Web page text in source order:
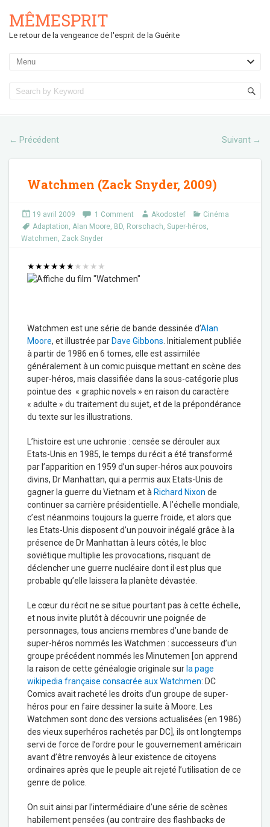
MÊMESPRIT
Le retour de la vengeance de l'esprit de la Guérite
← Précédent Suivant →
Watchmen (Zack Snyder, 2009)
19 avril 2009 1 Comment Akodostef
Cinéma
Adaptation, Alan Moore, BD, Rorschach, Super-héros,
Watchmen, Zack Snyder
★★★★★★★ ★ ★ ★
Watchmen est une série de bande dessinée d’Alan
Moore, et illustrée par Dave Gibbons . Initialement publiée
à partir de 1986 en 6 tomes, elle est assimilée
généralement à un comic puisque mettant en scène des
super-héros, mais classifiée dans la sous-catégorie plus
pointue des « graphic novels » en raison du caractère
« adulte » du traitement du sujet, et de la prépondérance
du texte sur les illustrations.
L’histoire est une uchronie : censée se dérouler aux
Etats-Unis en 1985, le temps du récit a été transformé
par l’apparition en 1959 d’un super-héros aux pouvoirs
divins, Dr Manhattan, qui a permis aux Etats-Unis de
gagner la guerre du Vietnam et à Richard Nixon de
continuer sa carrière présidentielle. A l’échelle mondiale,
c’est néanmoins toujours la guerre froide, et alors que
les Etats-Unis disposent d’un pouvoir inégalé grâce à la
présence de Dr Manhattan à leurs côtés, le bloc
soviétique multiplie les provocations, risquant de
déclencher une guerre nucléaire dont il est plus que
probable qu’elle laissera la planète dévastée.
Le cœur du récit ne se situe pourtant pas à cette échelle,
et nous invite plutôt à découvrir une poignée de
personnages, tous anciens membres d’une bande de
super-héros nommés les Watchmen : successeurs d’un
groupe précédent nommés les Minutemen [on apprend
la raison de cette généalogie originale sur la page
wikipedia française consacrée aux Watchmen: DC
Comics avait racheté les droits d’un groupe de super-
héros pour en faire dessiner la suite à Moore. Les
Watchmen sont donc des versions actualisées (en 1986)
des vieux superhéros rachetés par DC], ils ont longtemps
servi de force de l’ordre pour le gouvernement américain
avant d’être renvoyés à leur existence de citoyens
ordinaires après que le peuple ait rejeté l’utilisation de ce
genre de police.
On suit ainsi par l’intermédiaire d’une série de scènes
habilement pensées (au contraire des flashbacks de